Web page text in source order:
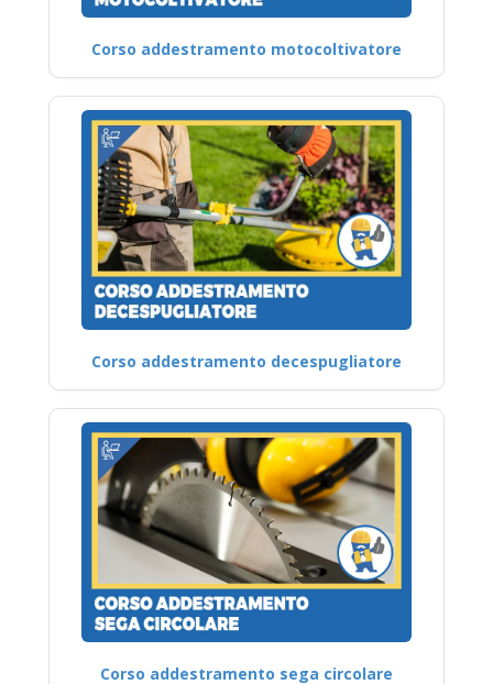
Corso addestramento motocoltivatore
Corso addestramento decespugliatore
Corso addestramento sega circolare